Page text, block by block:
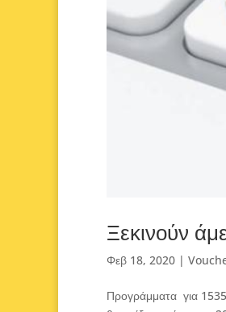
Ξεκινούν
Φεβ 18, 2020 |
Προγράμματα για